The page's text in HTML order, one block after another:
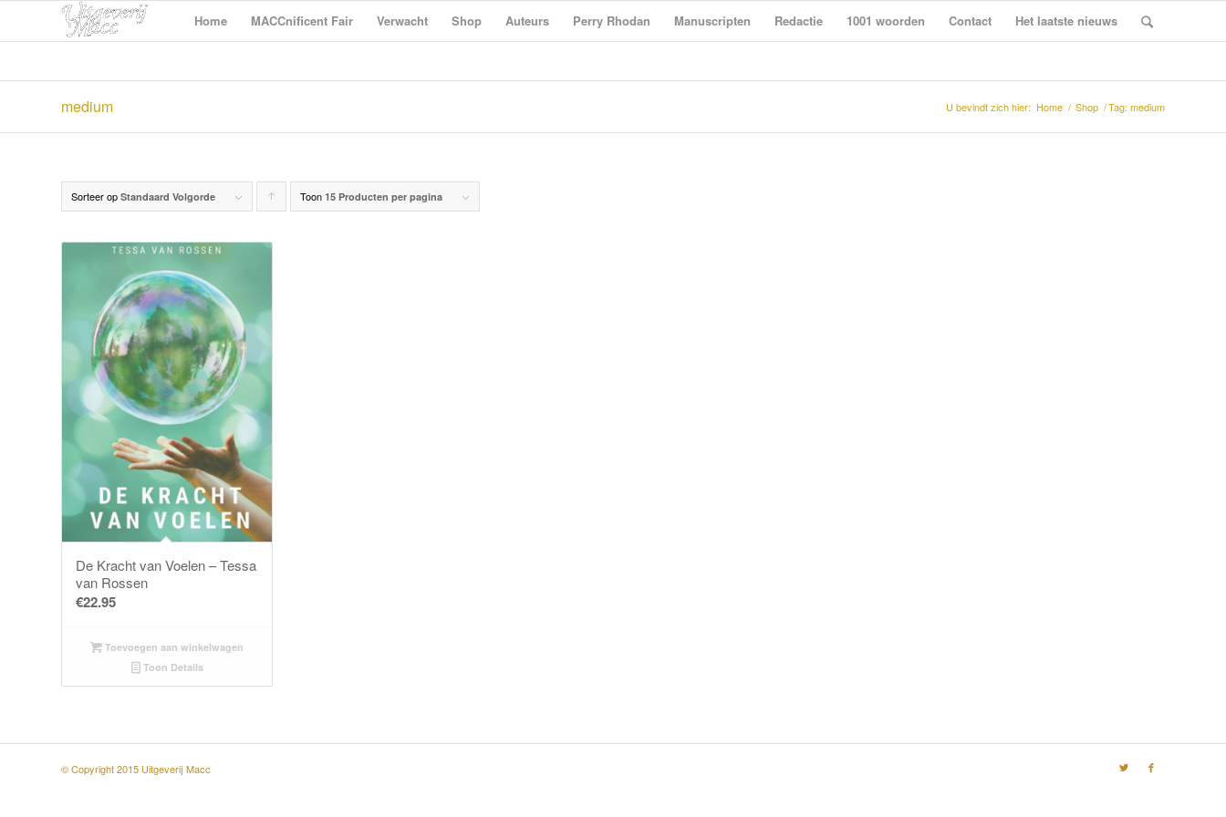
Home MACCnificent Fair Verwacht Shop Auteurs Perry Rhodan Manuscripten Redactie 1001 woorden Contact Het laatste nieuws
medium U bevindt zich hier: Home / Shop /Tag: medium
Sorteer op Standaard Volgorde
Producten
sorteren
Toon 15 Producten per pagina
De Kracht van Voelen – Tessa
van Rossen
€22.95
Toevoegen aan winkelwagen
Toon Details
© Copyright 2015 Uitgeverij Macc